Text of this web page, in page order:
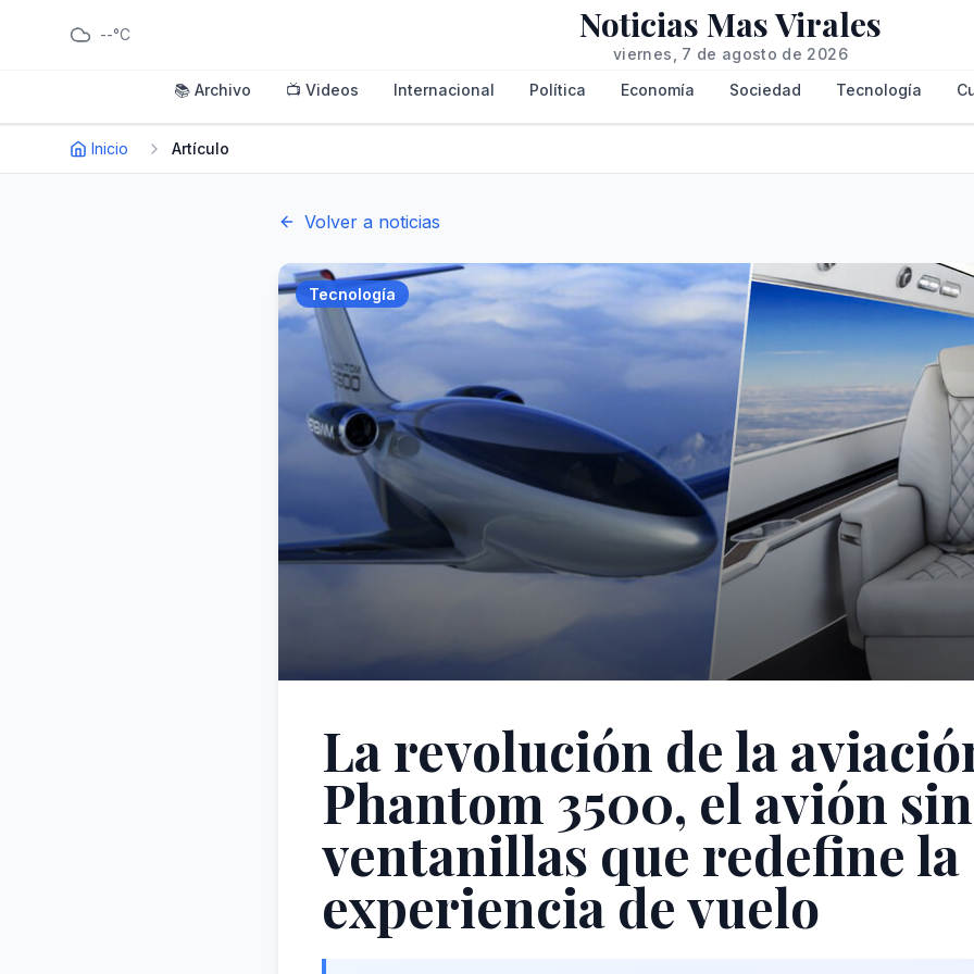
--°C Noticias Mas Virales
viernes, 7 de agosto de 2026
📚 Archivo
📺 Videos Internacional Política Economía Sociedad Tecnología
Inicio Artículo
Volver a noticias
Tecnología
La revolución de la
Phantom 3500, el avión sin
ventanillas que redefine la
experiencia de vuelo